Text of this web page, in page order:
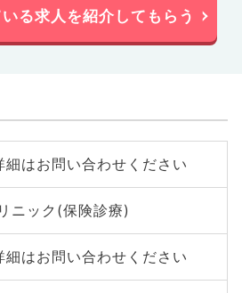
る求人を紹介してもらう
細はお問い合わせください
ニック(保険診療)
細はお問い合わせください